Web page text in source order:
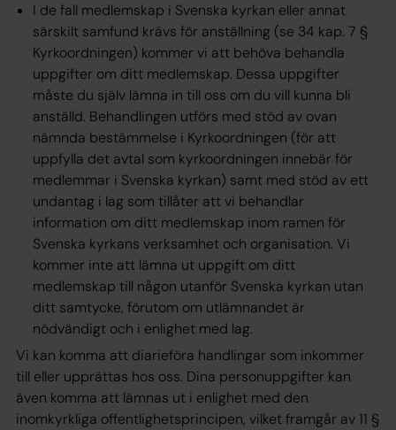
I de fall medlemskap i Svenska kyrkan eller annat
särskilt samfund krävs för anställning (se 34 kap. 7 §
Kyrkoordningen) kommer vi att behöva behandla
uppgifter om ditt medlemskap. Dessa uppgifter
måste du själv lämna in till oss om du vill kunna bli
anställd. Behandlingen utförs med stöd av ovan
nämnda bestämmelse i Kyrkoordningen (för att
uppfylla det avtal som kyrkoordningen innebär för
medlemmar i Svenska kyrkan) samt med stöd av ett
undantag i lag som tillåter att vi behandlar
information om ditt medlemskap inom ramen för
Svenska kyrkans verksamhet och organisation. Vi
kommer inte att lämna ut uppgift om ditt
medlemskap till någon utanför Svenska kyrkan utan
ditt samtycke, förutom om utlämnandet är
nödvändigt och i enlighet med lag.
Vi kan komma att diarieföra handlingar som inkommer
till eller upprättas hos oss. Dina personuppgifter kan
även komma att lämnas ut i enlighet med den
inomkyrkliga offentlighetsprincipen, vilket framgår av 11 §